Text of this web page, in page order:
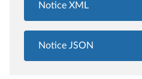
Notice XML
Notice JSON